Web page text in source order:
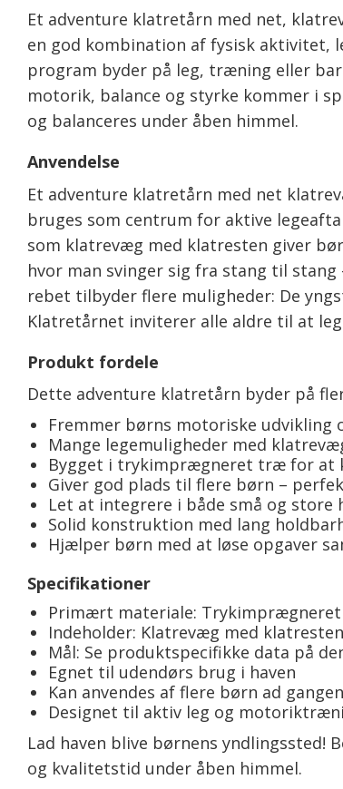
Et adventure klatretårn med net,
en god kombination af fysisk
program byder på leg, træning eller
motorik, balance og styrke kommer i
og balanceres under åben himmel.
Anvendelse
Et adventure klatretårn med net
bruges som centrum for aktive
som klatrevæg med klatresten giver
hvor man svinger sig fra stang til
rebet tilbyder flere muligheder: De
Klatretårnet inviterer alle aldre til at
Produkt fordele
Dette adventure klatretårn byder på
Fremmer børns motoriske udvikling
Mange legemuligheder med
Bygget i trykimprægneret træ for at
Giver god plads til flere børn –
Let at integrere i både små og store
Solid konstruktion med lang
Hjælper børn med at løse opgaver
Specifikationer
Primært materiale:
Indeholder: Klatrevæg med
Mål: Se produktspecifikke data på
Egnet til udendørs brug i haven
Kan anvendes af flere børn ad gangen
Designet til aktiv leg og
Lad haven blive børnens
og kvalitetstid under åben himmel.